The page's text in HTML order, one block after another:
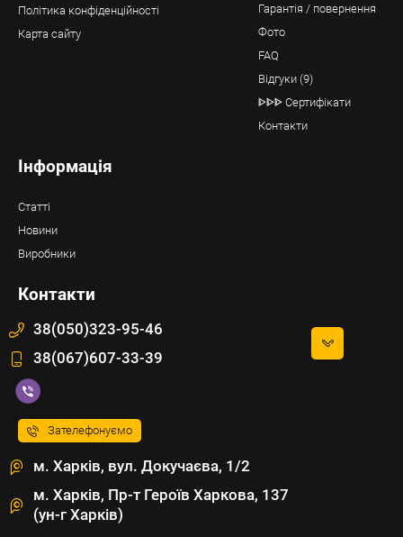
Політика конфіденційності
Карта сайту
Гарантія / повернення
Фото
FAQ
Відгуки (9)
ᐈᐈᐈ Сертифікати
Контакти
Інформація
Статті
Новини
Виробники
Контакти
38(050)323-95-46
38(067)607-33-39
Зателефонуємо
м. Харків, вул. Докучаєва, 1/2
м. Харків, Пр-т Героїв Харкова, 137
(ун-г Харків)